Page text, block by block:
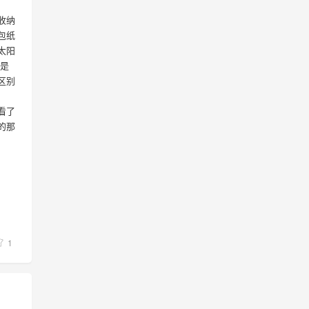
纳
纸
阳
别
了
那
1